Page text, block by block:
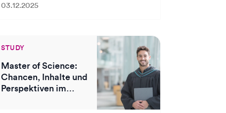
03.12.2025
STUDY
Master of Science:
Chancen, Inhalte und
Perspektiven im